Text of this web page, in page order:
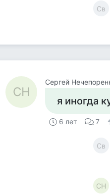
Св
СН
Сергей
я иногда
6 лет 7
Св
СН